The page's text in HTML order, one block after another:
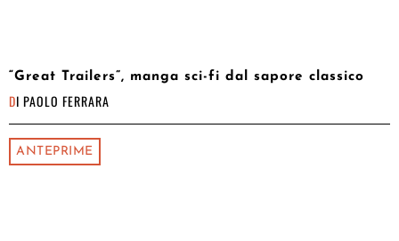
“Great Trailers”, manga sci-fi dal sapore classico
DI PAOLO FERRARA
ANTEPRIME